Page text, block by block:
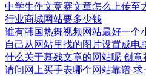
中学生作文竞赛文章怎么上传至
行业商城网站要多少钱
谁有韩国热舞视频网站最好一个
自己从网站里找的图片设置成电
什么关于慕残文章的网站呢 创意
请问网上买手表哪个网站靠谱 求